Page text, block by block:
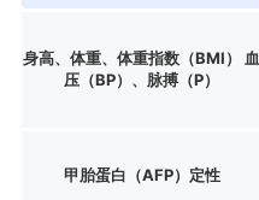
身高、体重、体重指数（BMI） 血
压（BP）、脉搏（P）
甲胎蛋白（AFP）定性